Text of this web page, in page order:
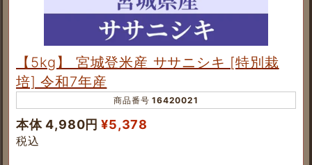
【5kg】 宮城登米産 ササニシキ [特別栽
培] 令和7年産
商品番号 16420021
本体 4,980円 ¥5,378
税込